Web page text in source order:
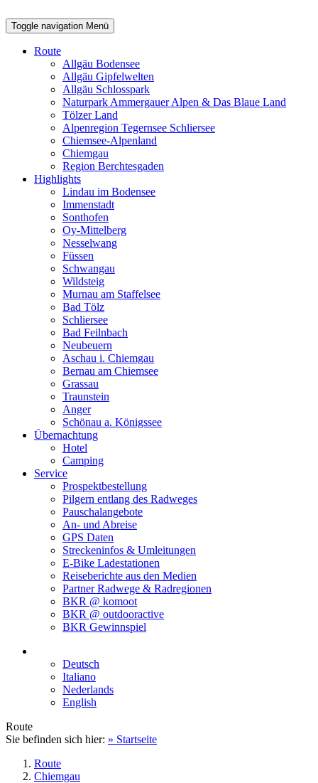
Toggle navigation Menü
Route
Allgäu Bodensee
Allgäu Gipfelwelten
Allgäu Schlosspark
Naturpark Ammergauer Alpen & Das Blaue Land
Tölzer Land
Alpenregion Tegernsee Schliersee
Chiemsee-Alpenland
Chiemgau
Region Berchtesgaden
Highlights
Lindau im Bodensee
Immenstadt
Sonthofen
Oy-Mittelberg
Nesselwang
Füssen
Schwangau
Wildsteig
Murnau am Staffelsee
Bad Tölz
Schliersee
Bad Feilnbach
Neubeuern
Aschau i. Chiemgau
Bernau am Chiemsee
Grassau
Traunstein
Anger
Schönau a. Königssee
Übernachtung
Hotel
Camping
Service
Prospektbestellung
Pilgern entlang des Radweges
Pauschalangebote
An- und Abreise
GPS Daten
Streckeninfos & Umleitungen
E-Bike Ladestationen
Reiseberichte aus den Medien
Partner Radwege & Radregionen
BKR @ komoot
BKR @ outdooractive
BKR Gewinnspiel
Deutsch
Italiano
Nederlands
English
Route
Sie befinden sich hier: » Startseite
Route
Chiemgau